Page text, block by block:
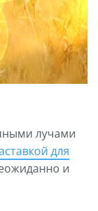
лучами
для
и